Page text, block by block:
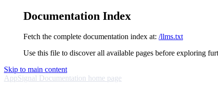
Documentation Index
Fetch the complete documentation index at: /llms.txt
Use this file to discover all available pages before exploring
Skip to main content
AppSignal Documentation home page